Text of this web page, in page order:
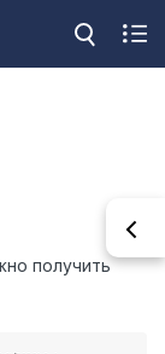
получить